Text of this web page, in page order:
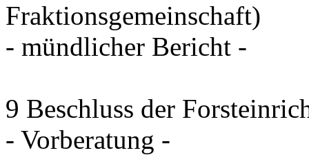
Fraktionsgemeinschaft)
- mündlicher Bericht -
9 Beschluss der
- Vorberatung -